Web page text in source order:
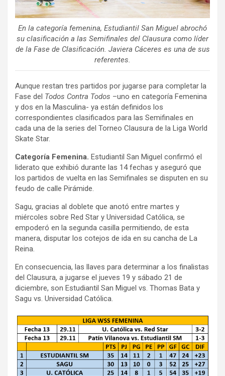
En la categoría femenina, Estudiantil San Miguel abrochó
su clasificación a las Semifinales del Clausura como líder
de la Fase de Clasificación. Javiera Cáceres es una de sus
referentes.
Aunque restan tres partidos por jugarse para completar la
Fase del Todos Contra Todos –uno en categoría Femenina
y dos en la Masculina- ya están definidos los
correspondientes clasificados para las Semifinales en
cada una de la series del Torneo Clausura de la Liga World
Skate Star.
Categoría Femenina. Estudiantil San Miguel confirmó el
liderato que exhibió durante las 14 fechas y aseguró que
los partidos de vuelta en las Semifinales se disputen en su
feudo de calle Pirámide.
Sagu, gracias al doblete que anotó entre martes y
miércoles sobre Red Star y Universidad Católica, se
empoderó en la segunda casilla permitiendo, de esta
manera, disputar los cotejos de ida en su cancha de La
Reina.
En consecuencia, las llaves para determinar a los finalistas
del Clausura, a jugarse el jueves 19 y sábado 21 de
diciembre, son Estudiantil San Miguel vs. Thomas Bata y
Sagu vs. Universidad Católica.